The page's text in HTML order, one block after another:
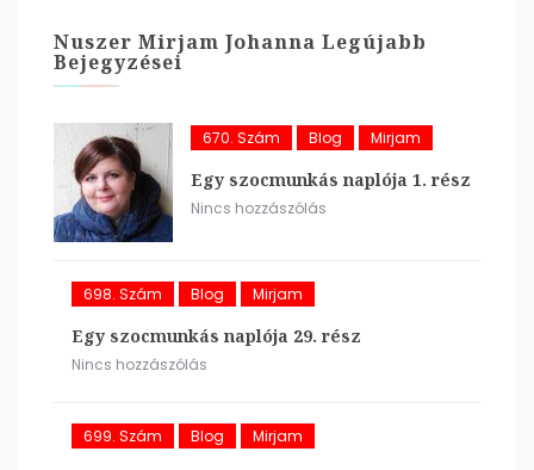
Nuszer Mirjam Johanna Legújabb
Bejegyzései
670. Szám Blog Mirjam
Egy szocmunkás naplója 1. rész
Nincs hozzászólás
698. Szám Blog Mirjam
Egy szocmunkás naplója 29. rész
Nincs hozzászólás
699. Szám Blog Mirjam